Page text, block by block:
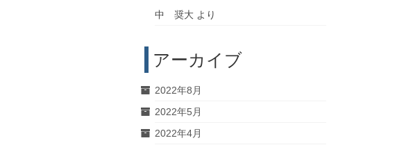
中 奨大より
アーカイブ
2022年8月
2022年5月
2022年4月